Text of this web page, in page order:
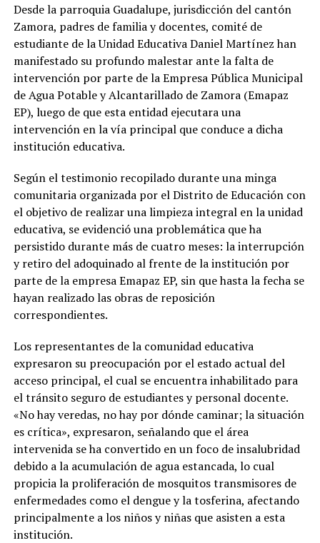
Desde la parroquia Guadalupe, jurisdicción del cantón
Zamora, padres de familia y docentes, comité de
estudiante de la Unidad Educativa Daniel Martínez han
manifestado su profundo malestar ante la falta de
intervención por parte de la Empresa Pública Municipal
de Agua Potable y Alcantarillado de Zamora (Emapaz
EP), luego de que esta entidad ejecutara una
intervención en la vía principal que conduce a dicha
institución educativa.
Según el testimonio recopilado durante una minga
comunitaria organizada por el Distrito de Educación con
el objetivo de realizar una limpieza integral en la unidad
educativa, se evidenció una problemática que ha
persistido durante más de cuatro meses: la interrupción
y retiro del adoquinado al frente de la institución por
parte de la empresa Emapaz EP, sin que hasta la fecha se
hayan realizado las obras de reposición
correspondientes.
Los representantes de la comunidad educativa
expresaron su preocupación por el estado actual del
acceso principal, el cual se encuentra inhabilitado para
el tránsito seguro de estudiantes y personal docente.
«No hay veredas, no hay por dónde caminar; la situación
es crítica», expresaron, señalando que el área
intervenida se ha convertido en un foco de insalubridad
debido a la acumulación de agua estancada, lo cual
propicia la proliferación de mosquitos transmisores de
enfermedades como el dengue y la tosferina, afectando
principalmente a los niños y niñas que asisten a esta
institución.